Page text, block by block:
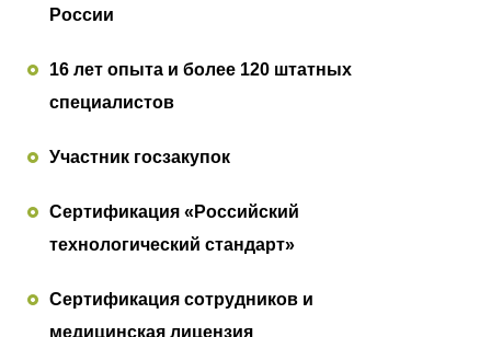
России
16 лет опыта и более 120 штатных
специалистов
Участник госзакупок
Сертификация «Российский
технологический стандарт»
Сертификация сотрудников и
медицинская лицензия